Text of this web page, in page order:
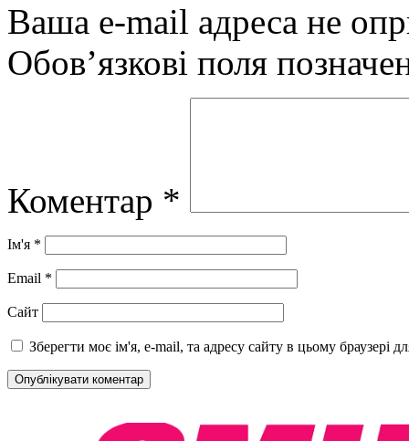
Ваша e-mail адреса не
Обов’язкові поля
Коментар *
Ім'я *
Email *
Сайт
Зберегти моє ім'я, e-mail, та адресу сайту в цьому браузері